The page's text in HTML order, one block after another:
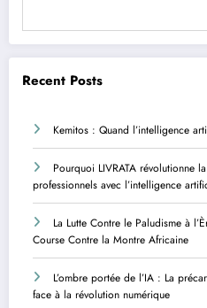
Recent Posts
Kemitos : Quand l’intelligence
Pourquoi LIVRATA révolutionne
professionnels avec l’intelligence
La Lutte Contre le Paludisme à
Course Contre la Montre Africaine
L’ombre portée de l’IA : La
face à la révolution numérique